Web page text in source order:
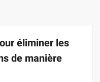
éliminer les
de manière